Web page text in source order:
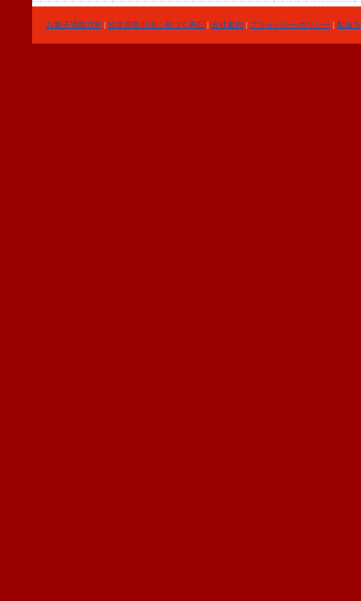
お菓子通販TOP | 特定商取引法に基づく表記 | 会社案内 | プライバシーポリシー | 配送